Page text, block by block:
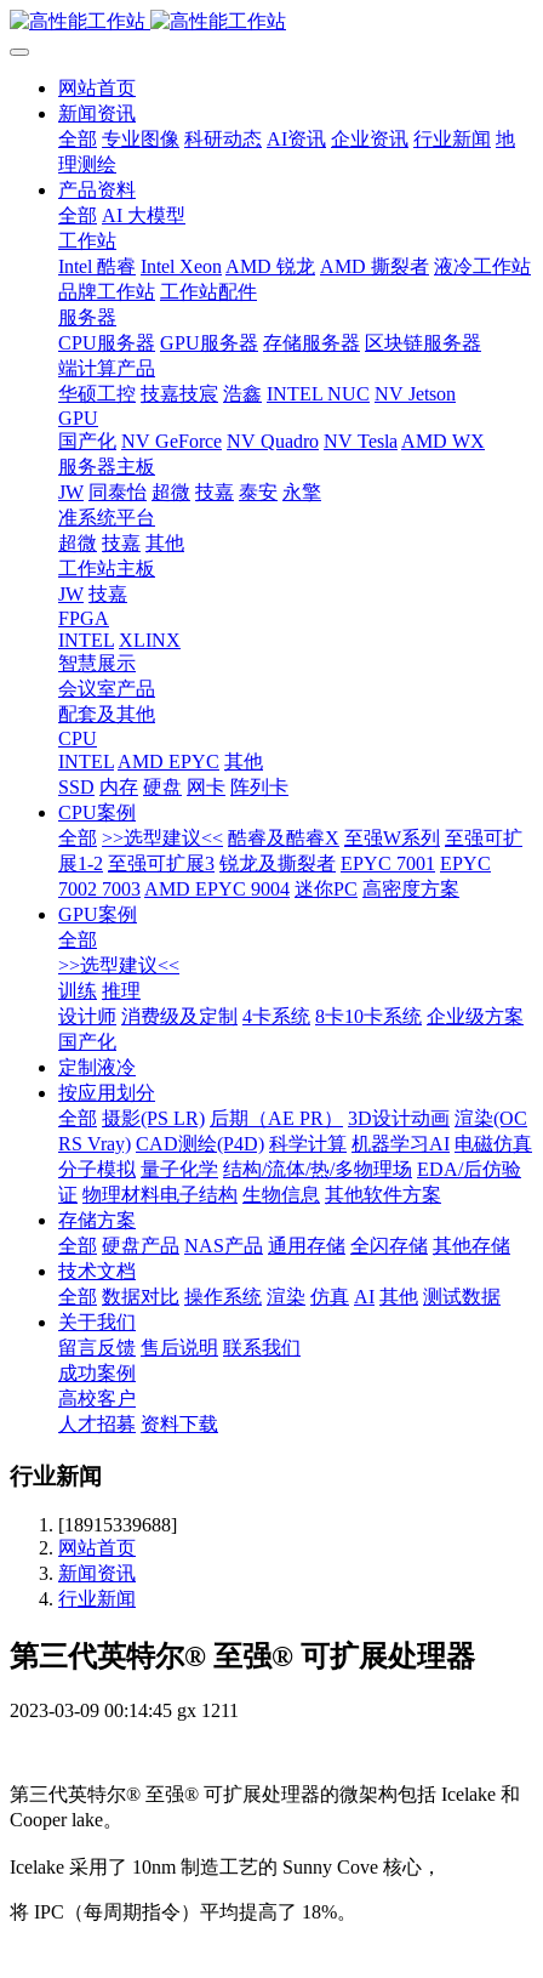
网站首页
新闻资讯
全部 专业图像 科研动态 AI资讯 企业资讯 行业新闻 地
理测绘
产品资料
全部 AI 大模型
工作站
Intel 酷睿 Intel Xeon AMD 锐龙 AMD 撕裂者 液冷工作站
品牌工作站 工作站配件
服务器
CPU服务器 GPU服务器 存储服务器 区块链服务器
端计算产品
华硕工控 技嘉技宸 浩鑫 INTEL NUC NV Jetson
GPU
国产化 NV GeForce NV Quadro NV Tesla AMD WX
服务器主板
JW 同泰怡 超微 技嘉 泰安 永擎
准系统平台
超微 技嘉 其他
工作站主板
JW 技嘉
FPGA
INTEL XLINX
智慧展示
会议室产品
配套及其他
CPU
INTEL AMD EPYC 其他
SSD 内存 硬盘 网卡 阵列卡
CPU案例
全部 >>选型建议<< 酷睿及酷睿X 至强W系列 至强可扩
展1-2 至强可扩展3 锐龙及撕裂者 EPYC 7001 EPYC
7002 7003 AMD EPYC 9004 迷你PC 高密度方案
GPU案例
全部
>>选型建议<<
训练 推理
设计师 消费级及定制 4卡系统 8卡10卡系统 企业级方案
国产化
定制液冷
按应用划分
全部 摄影(PS LR) 后期（AE PR） 3D设计动画 渲染(OC
RS Vray) CAD测绘(P4D) 科学计算 机器学习AI 电磁仿真
分子模拟 量子化学 结构/流体/热/多物理场 EDA/后仿验
证 物理材料电子结构 生物信息 其他软件方案
存储方案
全部 硬盘产品 NAS产品 通用存储 全闪存储 其他存储
技术文档
全部 数据对比 操作系统 渲染 仿真 AI 其他 测试数据
关于我们
留言反馈 售后说明 联系我们
成功案例
高校客户
人才招募 资料下载
行业新闻
[18915339688]
网站首页
新闻资讯
行业新闻
第三代英特尔® 至强® 可扩展处理器
2023-03-09 00:14:45 gx 1211
第三代英特尔® 至强® 可扩展处理器的微架构包括 Icelake 和
Cooper lake。
Icelake 采用了 10nm 制造工艺的 Sunny Cove 核心，
将 IPC（每周期指令）平均提高了 18%。